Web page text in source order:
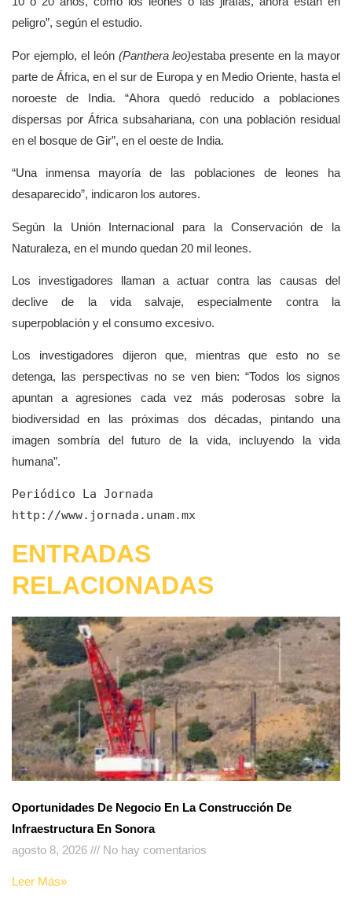
peligro , según el estudio.
Por ejemplo, el león (Panthera leo)estaba presente en la mayor
parte de África, en el sur de Europa y en Medio Oriente, hasta el
noroeste de India.
Ahora quedó reducido a poblaciones
dispersas por África subsahariana, con una población residual
en el bosque de Gir , en el oeste de India.
Una inmensa mayoría de las poblaciones de leones ha
desaparecido , indicaron los autores.
Según la Unión Internacional para la Conservación de la
Naturaleza, en el mundo quedan 20 mil leones.
Los investigadores llaman a actuar contra las causas del
declive de la vida salvaje, especialmente contra la
superpoblación y el consumo excesivo.
Los investigadores dijeron que, mientras que esto no se
detenga, las perspectivas no se ven bien: Todos los signos
apuntan a agresiones cada vez más poderosas sobre la
biodiversidad en las próximas dos décadas, pintando una
imagen sombría del futuro de la vida, incluyendo la vida
humana .
Periódico La Jornada
http://www.jornada.unam.mx
ENTRADAS
RELACIONADAS
Oportunidades De Negocio En La Construcción De
Infraestructura En Sonora
agosto 8, 2026
No hay comentarios
Leer Más»